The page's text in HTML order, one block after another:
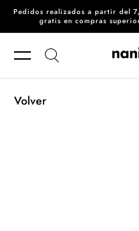
Ir
Pedidos realizados a partir del
gratis en compras
Volver